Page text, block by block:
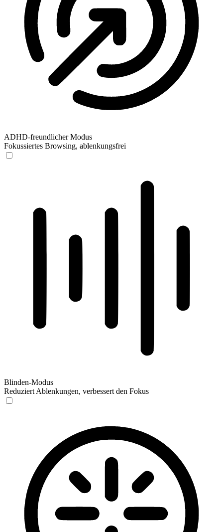
ADHD-freundlicher Modus
Fokussiertes Browsing, ablenkungsfrei
Blinden-Modus
Reduziert Ablenkungen, verbessert den Fokus